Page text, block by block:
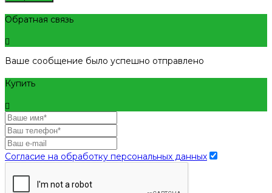
Обратная связь
Ваше сообщение было успешно отправлено
Купить
Согласие на обработку персональных данных